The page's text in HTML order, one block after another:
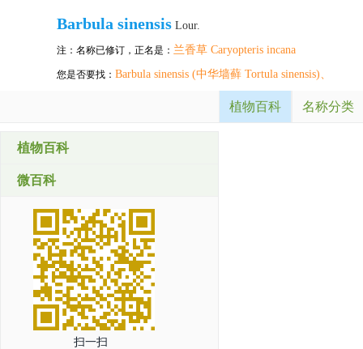
Barbula sinensis Lour.
注：名称已修订，正名是： 兰香草 Caryopteris incana
您是否要找： Barbula sinensis (中华墙藓 Tortula sinensis)、
植物百科 名称分类
植物百科
微百科
扫一扫